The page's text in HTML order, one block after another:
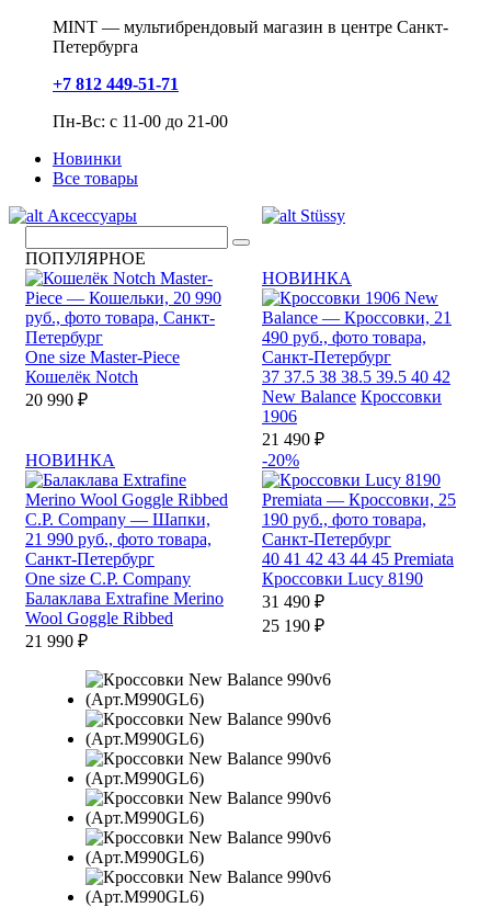
MINT — мультибрендовый магазин в центре Санкт-
Петербурга
+7 812 449-51-71
Пн-Вс: с 11-00 до 21-00
Новинки
Все товары
Аксессуары
Stüssy
ПОПУЛЯРНОЕ
One size Master-Piece
Кошелёк Notch
20 990 ₽
НОВИНКА
37 37.5 38 38.5 39.5 40 42
New Balance Кроссовки
1906
21 490 ₽
НОВИНКА
One size C.P. Company
Балаклава Extrafine Merino
Wool Goggle Ribbed
21 990 ₽
-20%
40 41 42 43 44 45 Premiata
Кроссовки Lucy 8190
31 490 ₽
25 190 ₽